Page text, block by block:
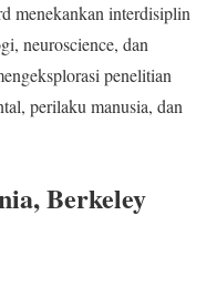
menekankan interdisiplin
neuroscience, dan
penelitian
perilaku manusia, dan
Berkeley